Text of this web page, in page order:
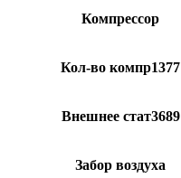
Компрессор
Кол-во компр1377
Внешнее стат3689
Забор воздуха